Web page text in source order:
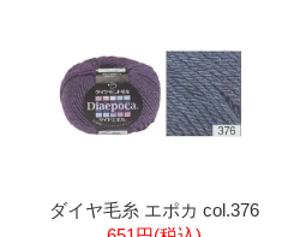
ダイヤ毛糸 エポカ col.376